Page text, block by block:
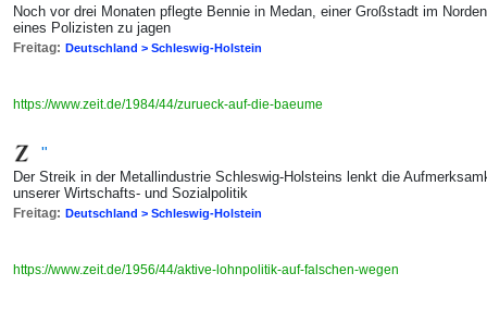
Noch vor drei Monaten pflegte Bennie in Medan, einer Großstadt im
eines Polizisten zu jagen
Freitag: Deutschland > Schleswig-Holstein
https://www.zeit.de/1984/44/zurueck-auf-die-baeume
"
Der Streik in der Metallindustrie Schleswig-Holsteins lenkt die
unserer Wirtschafts- und Sozialpolitik
Freitag: Deutschland > Schleswig-Holstein
https://www.zeit.de/1956/44/aktive-lohnpolitik-auf-falschen-wegen